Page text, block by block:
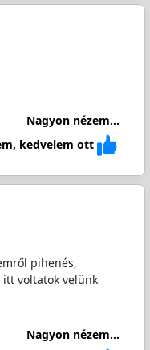
Nagyon nézem...
kedvelem ott
pihenés,
itt voltatok velünk
Nagyon nézem...